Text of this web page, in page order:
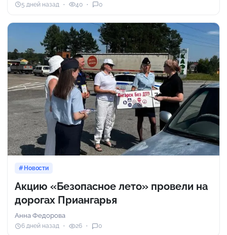
5 дней назад 40 0
Новости
Акцию «Безопасное лето» провели на
дорогах Приангарья
Анна Федорова
6 дней назад 26 0